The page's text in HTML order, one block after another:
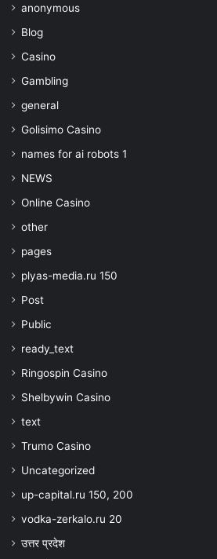
anonymous
Blog
Casino
Gambling
general
Golisimo Casino
names for ai robots 1
NEWS
Online Casino
other
pages
plyas-media.ru 150
Post
Public
ready_text
Ringospin Casino
Shelbywin Casino
text
Trumo Casino
Uncategorized
up-capital.ru 150, 200
vodka-zerkalo.ru 20
उत्तर प्रदेश